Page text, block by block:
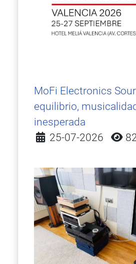
MoFi Electronics
equilibrio,
inesperada
Detalles
25-07-2026